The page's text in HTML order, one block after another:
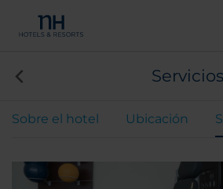
Servicios
Sobre el hotel Ubicación